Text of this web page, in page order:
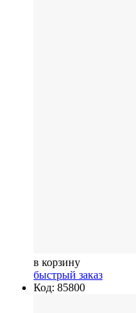
в корзину
быстрый заказ
Код: 85800